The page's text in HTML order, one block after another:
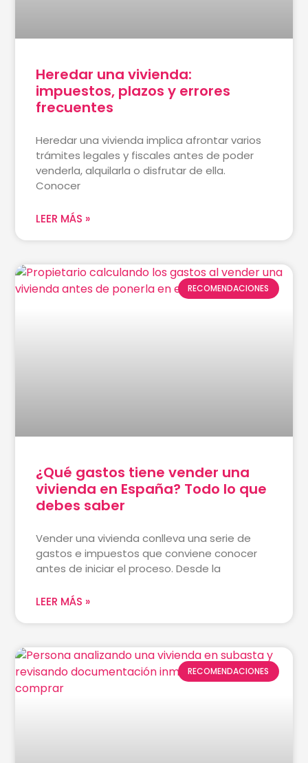
Heredar una vivienda:
impuestos, plazos y errores
frecuentes
Heredar una vivienda implica afrontar varios
trámites legales y fiscales antes de poder
venderla, alquilarla o disfrutar de ella.
Conocer
LEER MÁS »
RECOMENDACIONES
¿Qué gastos tiene vender una
vivienda en España? Todo lo que
debes saber
Vender una vivienda conlleva una serie de
gastos e impuestos que conviene conocer
antes de iniciar el proceso. Desde la
LEER MÁS »
RECOMENDACIONES